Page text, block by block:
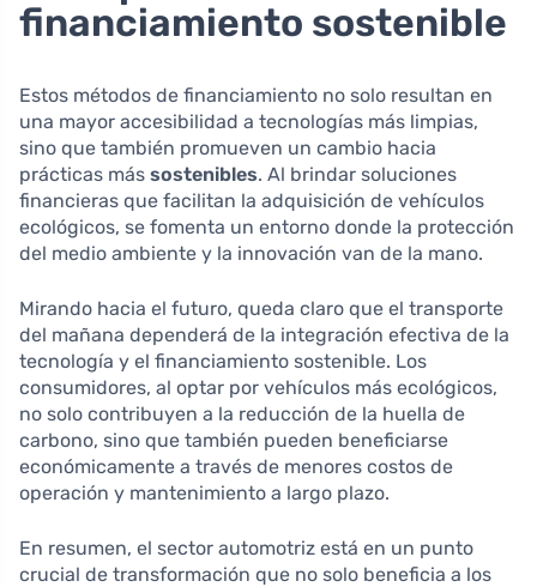
financiamiento sostenible
Estos métodos de financiamiento no solo resultan en
una mayor accesibilidad a tecnologías más limpias,
sino que también promueven un cambio hacia
prácticas más sostenibles. Al brindar soluciones
financieras que facilitan la adquisición de vehículos
ecológicos, se fomenta un entorno donde la protección
del medio ambiente y la innovación van de la mano.
Mirando hacia el futuro, queda claro que el transporte
del mañana dependerá de la integración efectiva de la
tecnología y el financiamiento sostenible. Los
consumidores, al optar por vehículos más ecológicos,
no solo contribuyen a la reducción de la huella de
carbono, sino que también pueden beneficiarse
económicamente a través de menores costos de
operación y mantenimiento a largo plazo.
En resumen, el sector automotriz está en un punto
crucial de transformación que no solo beneficia a los